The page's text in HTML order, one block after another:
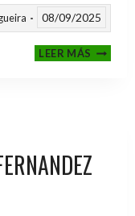
08/09/2025
LEER MÁSIII